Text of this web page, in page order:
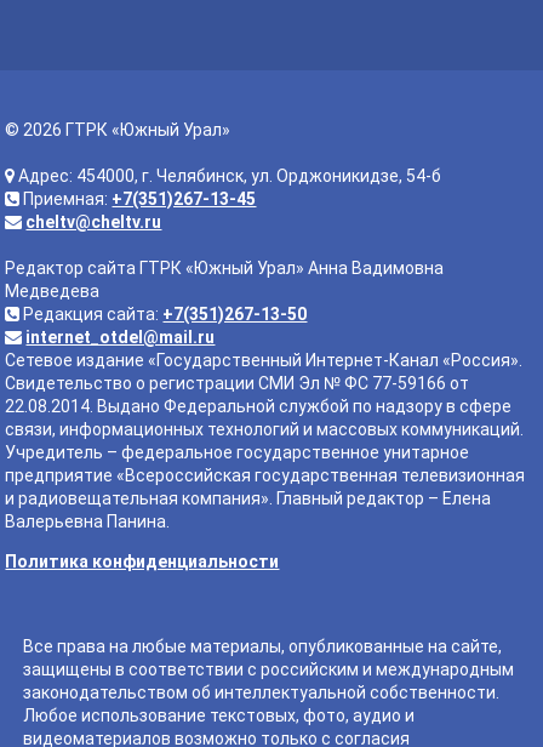
© 2026 ГТРК «Южный Урал»
Адрес: 454000, г. Челябинск, ул. Орджоникидзе, 54-б
Приемная: +7(351)267-13-45
cheltv@cheltv.ru
Редактор сайта ГТРК «Южный Урал» Анна Вадимовна
Медведева
Редакция сайта: +7(351)267-13-50
internet_otdel@mail.ru
Сетевое издание «Государственный Интернет-Канал «Россия».
Свидетельство о регистрации СМИ Эл № ФС 77-59166 от
22.08.2014. Выдано Федеральной службой по надзору в сфере
связи, информационных технологий и массовых коммуникаций.
Учредитель – федеральное государственное унитарное
предприятие «Всероссийская государственная телевизионная
и радиовещательная компания». Главный редактор – Елена
Валерьевна Панина.
Политика конфиденциальности
Все права на любые материалы, опубликованные на сайте,
защищены в соответствии с российским и международным
законодательством об интеллектуальной собственности.
Любое использование текстовых, фото, аудио и
видеоматериалов возможно только с согласия